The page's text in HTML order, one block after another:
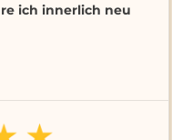
ich innerlich neu